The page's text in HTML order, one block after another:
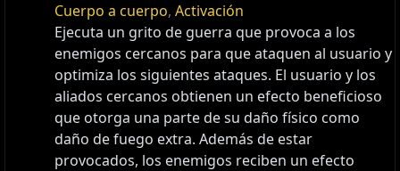
Cuerpo a cuerpo, Activación
Ejecuta un grito de guerra que provoca a los
enemigos cercanos para que ataquen al usuario y
optimiza los siguientes ataques. El usuario y los
aliados cercanos obtienen un efecto beneficioso
que otorga una parte de su daño físico como
daño de fuego extra. Además de estar
provocados, los enemigos reciben un efecto